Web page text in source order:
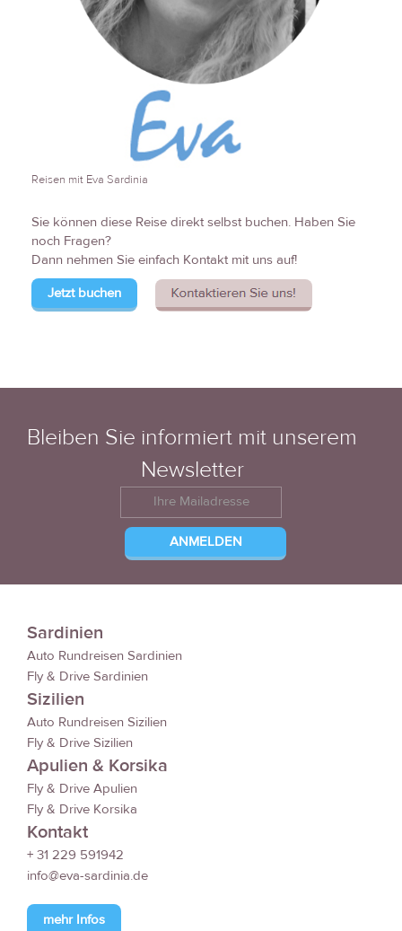
Reisen mit Eva Sardinia
Sie können diese Reise direkt selbst buchen. Haben Sie
noch Fragen?
Dann nehmen Sie einfach Kontakt mit uns auf!
Jetzt buchen
Bleiben Sie informiert mit unserem
Newsletter
Sardinien
Auto Rundreisen Sardinien
Fly & Drive Sardinien
Sizilien
Auto Rundreisen Sizilien
Fly & Drive Sizilien
Apulien & Korsika
Fly & Drive Apulien
Fly & Drive Korsika
Kontakt
+ 31 229 591942
info@eva-sardinia.de
mehr Infos